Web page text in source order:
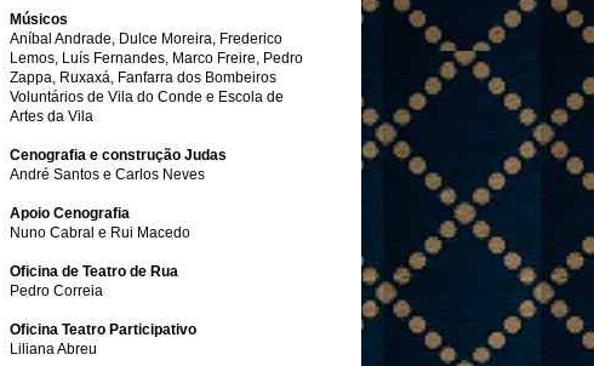
Músicos
Aníbal Andrade, Dulce Moreira, Frederico
Lemos, Luís Fernandes, Marco Freire, Pedro
Zappa, Ruxaxá, Fanfarra dos Bombeiros
Voluntários de Vila do Conde e Escola de
Artes da Vila
Cenografia e construção Judas
André Santos e Carlos Neves
Apoio Cenografia
Nuno Cabral e Rui Macedo
Oficina de Teatro de Rua
Pedro Correia
Oficina Teatro Participativo
Liliana Abreu